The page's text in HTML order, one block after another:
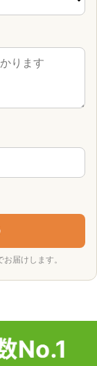
届けします。